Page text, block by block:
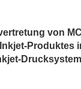
von
Produktes